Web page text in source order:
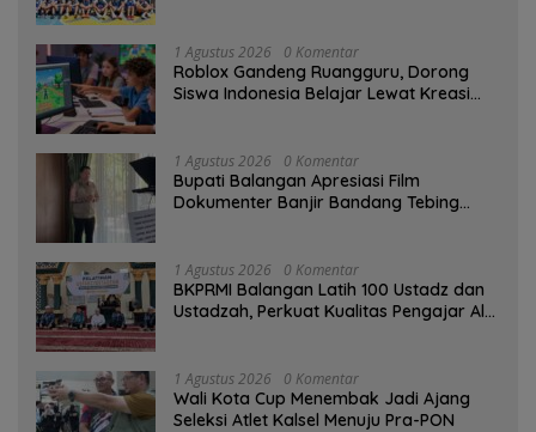
1 Agustus 2026 0 Komentar
Roblox Gandeng Ruangguru, Dorong
Siswa Indonesia Belajar Lewat Kreasi
1 Agustus 2026 0 Komentar
Bupati Balangan Apresiasi Film
Dokumenter Banjir Bandang Tebing
1 Agustus 2026 0 Komentar
BKPRMI Balangan Latih 100 Ustadz dan
Ustadzah, Perkuat Kualitas Pengajar Al-
1 Agustus 2026 0 Komentar
Wali Kota Cup Menembak Jadi Ajang
Seleksi Atlet Kalsel Menuju Pra-PON